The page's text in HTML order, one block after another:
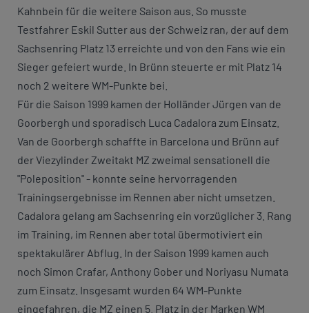
Kahnbein für die weitere Saison aus. So musste
Testfahrer Eskil Sutter aus der Schweiz ran, der auf dem
Sachsenring Platz 13 erreichte und von den Fans wie ein
Sieger gefeiert wurde. In Brünn steuerte er mit Platz 14
noch 2 weitere WM-Punkte bei.
Für die Saison 1999 kamen der Holländer Jürgen van de
Goorbergh und sporadisch Luca Cadalora zum Einsatz.
Van de Goorbergh schaffte in Barcelona und Brünn auf
der Viezylinder Zweitakt MZ zweimal sensationell die
"Poleposition" - konnte seine hervorragenden
Trainingsergebnisse im Rennen aber nicht umsetzen.
Cadalora gelang am Sachsenring ein vorzüglicher 3. Rang
im Training, im Rennen aber total übermotiviert ein
spektakulärer Abflug. In der Saison 1999 kamen auch
noch Simon Crafar, Anthony Gober und Noriyasu Numata
zum Einsatz. Insgesamt wurden 64 WM-Punkte
eingefahren, die MZ einen 5. Platz in der Marken WM